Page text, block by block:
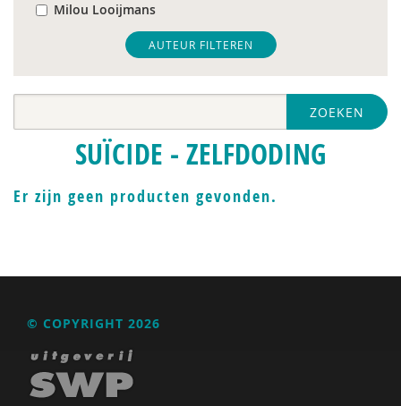
Milou Looijmans
Monique van ’t Erve
Toon Verlaan
AUTEUR FILTEREN
ZOEKEN
SUÏCIDE - ZELFDODING
Er zijn geen producten gevonden.
© COPYRIGHT 2026